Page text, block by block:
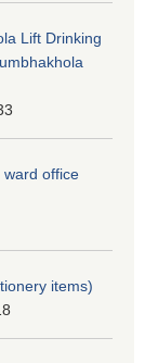
Lift Drinking
ward office
items)